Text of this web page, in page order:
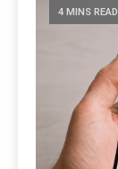
4 MINS READ